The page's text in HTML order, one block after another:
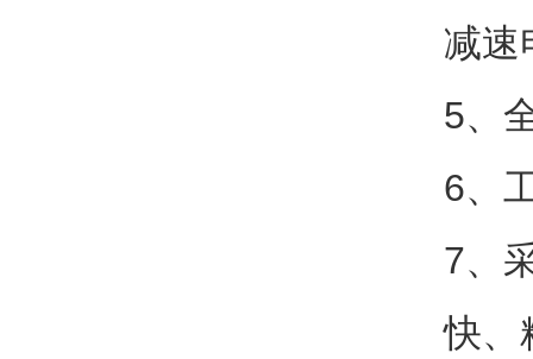
减速
5、
6、
7、
快、